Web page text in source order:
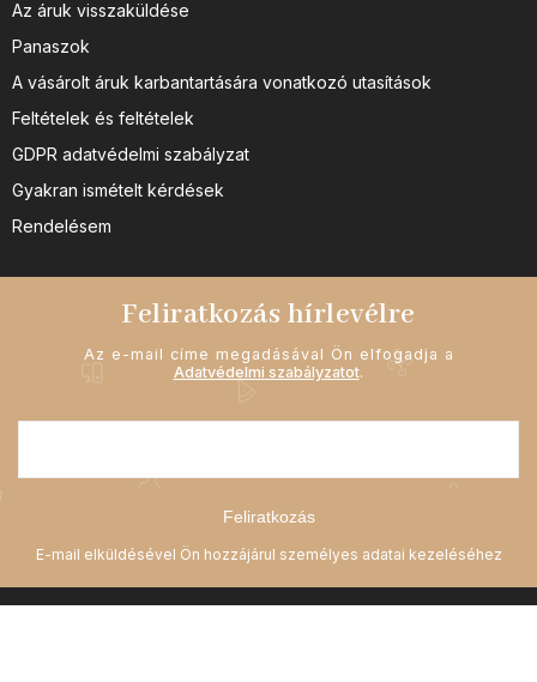
Az áruk visszaküldése
Panaszok
A vásárolt áruk karbantartására vonatkozó utasítások
Feltételek és feltételek
GDPR adatvédelmi szabályzat
Gyakran ismételt kérdések
Rendelésem
Feliratkozás hírlevélre
Az e-mail címe megadásával Ön elfogadja a
Adatvédelmi szabályzatot.
Feliratkozás